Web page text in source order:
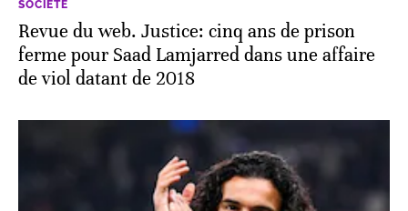
SOCIÉTÉ
Revue du web. Justice: cinq ans de prison
ferme pour Saad Lamjarred dans une affaire
de viol datant de 2018